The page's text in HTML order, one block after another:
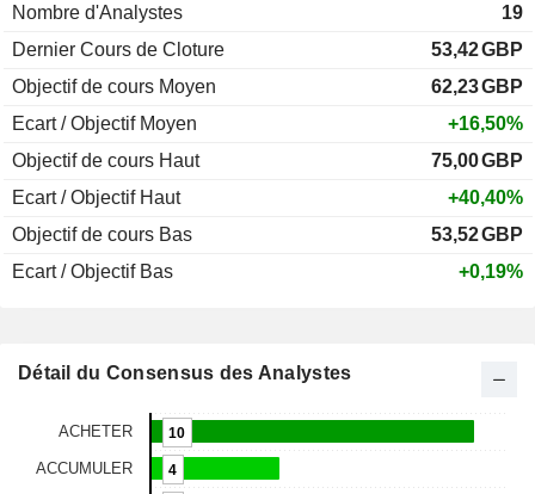
Nombre d'Analystes
19
Dernier Cours de Cloture
53,42GBP
Objectif de cours Moyen
62,23GBP
Ecart / Objectif Moyen
+16,50%
Objectif de cours Haut
75,00GBP
Ecart / Objectif Haut
+40,40%
Objectif de cours Bas
53,52GBP
Ecart / Objectif Bas
+0,19%
Détail du Consensus des Analystes